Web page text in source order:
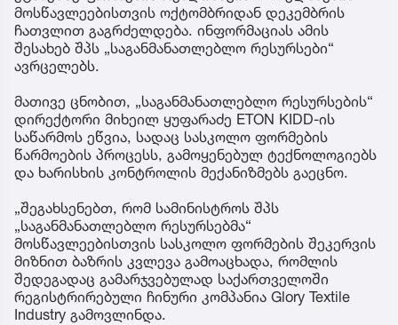
მოსწავლეებისთვის ოქტომბრიდან დეკემბრის
ჩათვლით გაგრძელდება. ინფორმაციას ამის
შესახებ შპს „საგანმანათლებლო რესურსები“
ავრცელებს.
მათივე ცნობით, „საგანმანათლებლო რესურსების“
დირექტორი მიხეილ ყუფარაძე ETON KIDD-ის
საწარმოს ეწვია, სადაც სასკოლო ფორმების
წარმოების პროცესს, გამოყენებულ ტექნოლოგიებს
და ხარისხის კონტროლის მექანიზმებს გაეცნო.
„შეგახსენებთ, რომ სამინისტროს შპს
„საგანმანათლებლო რესურსებმა“
მოსწავლეებისთვის სასკოლო ფორმების შეკერვის
მიზნით ბაზრის კვლევა გამოაცხადა, რომლის
შედეგადაც გამარჯვებულად საქართველოში
რეგისტრირებული ჩინური კომპანია Glory Textile
Industry გამოვლინდა.